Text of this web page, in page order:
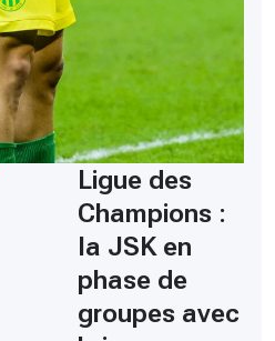
Ligue des
Champions :
la JSK en
phase de
groupes avec